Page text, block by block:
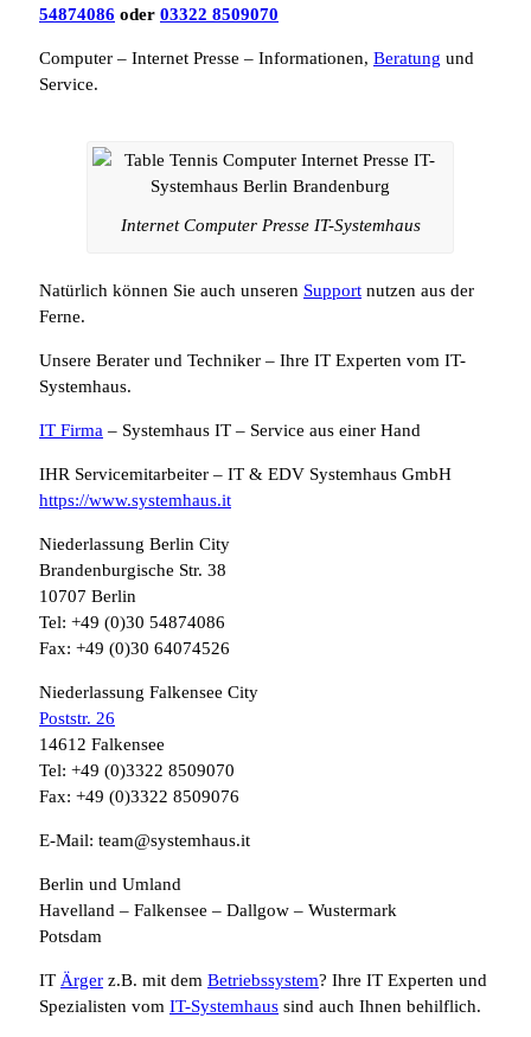
54874086 oder 03322 8509070
Computer – Internet Presse – Informationen, Beratung und
Service.
Internet Computer Presse IT-Systemhaus
Natürlich können Sie auch unseren Support nutzen aus der
Ferne.
Unsere Berater und Techniker – Ihre IT Experten vom IT-
Systemhaus.
IT Firma – Systemhaus IT – Service aus einer Hand
IHR Servicemitarbeiter – IT & EDV Systemhaus GmbH
https://www.systemhaus.it
Niederlassung Berlin City
Brandenburgische Str. 38
10707 Berlin
Tel: +49 (0)30 54874086
Fax: +49 (0)30 64074526
Niederlassung Falkensee City
Poststr. 26
14612 Falkensee
Tel: +49 (0)3322 8509070
Fax: +49 (0)3322 8509076
E-Mail: team@systemhaus.it
Berlin und Umland
Havelland – Falkensee – Dallgow – Wustermark
Potsdam
IT Ärger z.B. mit dem Betriebssystem? Ihre IT Experten und
Spezialisten vom IT-Systemhaus sind auch Ihnen behilflich.